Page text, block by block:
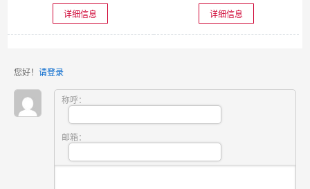
详细信息 详细信息
您好！ 请登录
称呼：
邮箱：